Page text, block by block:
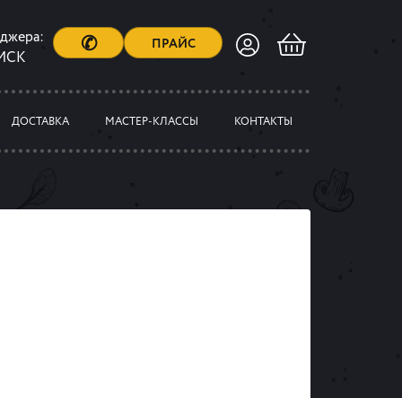
✆ ПРАЙС
ДОСТАВКА МАСТЕР-КЛАССЫ КОНТАКТЫ